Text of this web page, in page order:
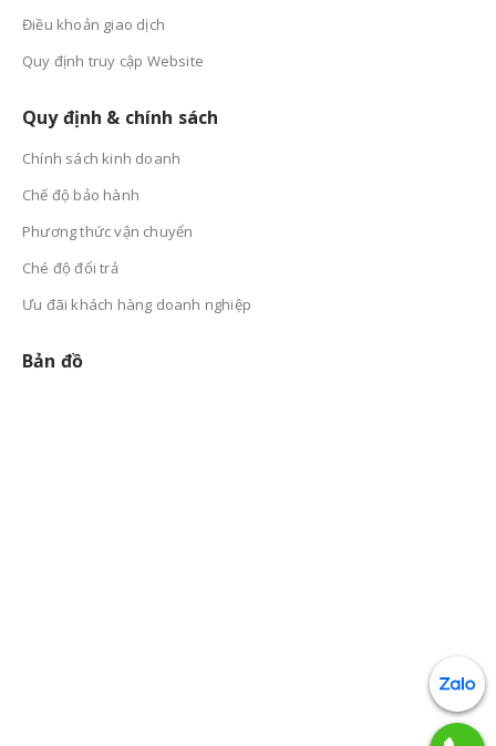
Điều khoản giao dịch
Quy định truy cập Website
Quy định & chính sách
Chính sách kinh doanh
Chế độ bảo hành
Phương thức vận chuyển
Ché độ đổi trả
Ưu đãi khách hàng doanh nghiệp
Bản đồ